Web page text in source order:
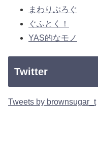
まわりぶろぐ
ぐふとく！
YAS的なモノ
Twitter
Tweets by brownsugar_t